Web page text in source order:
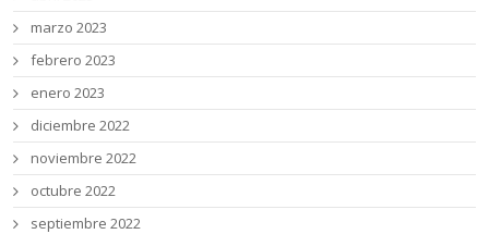
marzo 2023
febrero 2023
enero 2023
diciembre 2022
noviembre 2022
octubre 2022
septiembre 2022